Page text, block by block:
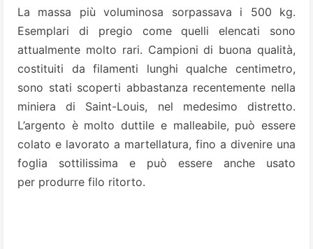
La massa più voluminosa sorpassava i 500 kg.
Esemplari di pregio come quelli elencati sono
attualmente molto rari. Campioni di buona qualità,
costituiti da filamenti lunghi qualche centimetro,
sono stati scoperti abbastanza recentemente nella
miniera di Saint-Louis, nel medesimo distretto.
L’argento è molto duttile e malleabile, può essere
colato e lavorato a martellatura, fino a divenire una
foglia sottilissima e può essere anche usato
per produrre filo ritorto.